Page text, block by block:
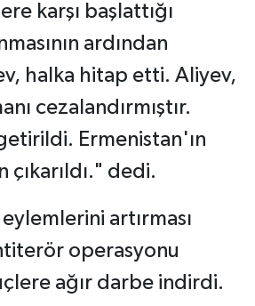
karşı başlattığı
ardından
halka hitap etti. Aliyev,
cezalandırmıştır.
Ermenistan'ın
çıkarıldı." dedi.
artırması
operasyonu
ağır darbe indirdi.